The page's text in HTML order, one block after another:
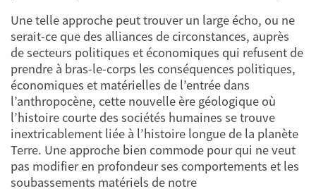
Une telle approche peut trouver un large écho, ou ne
serait-ce que des alliances de circonstances, auprès
de secteurs politiques et économiques qui refusent de
prendre à bras-le-corps les conséquences politiques,
économiques et matérielles de l’entrée dans
l’anthropocène, cette nouvelle ère géologique où
l’histoire courte des sociétés humaines se trouve
inextricablement liée à l’histoire longue de la planète
Terre. Une approche bien commode pour qui ne veut
pas modifier en profondeur ses comportements et les
soubassements matériels de notre